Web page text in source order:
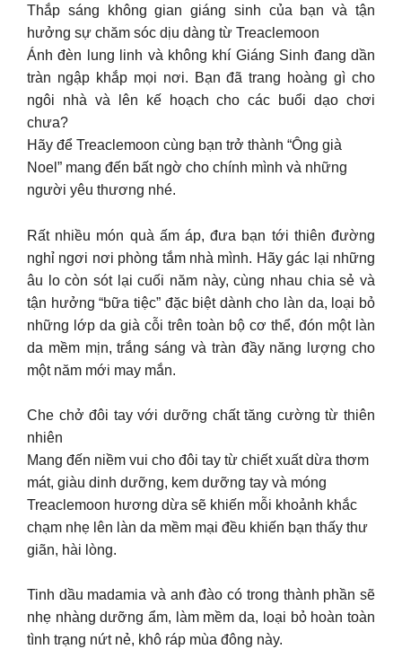
Thắp sáng không gian giáng sinh của bạn và tận
hưởng sự chăm sóc dịu dàng từ Treaclemoon
Ánh đèn lung linh và không khí Giáng Sinh đang dần
tràn ngập khắp mọi nơi. Bạn đã trang hoàng gì cho
ngôi nhà và lên kế hoạch cho các buổi dạo chơi
chưa?
Hãy để Treaclemoon cùng bạn trở thành “Ông già
Noel” mang đến bất ngờ cho chính mình và những
người yêu thương nhé.
Rất nhiều món quà ấm áp, đưa bạn tới thiên đường
nghỉ ngơi nơi phòng tắm nhà mình. Hãy gác lại những
âu lo còn sót lại cuối năm này, cùng nhau chia sẻ và
tận hưởng “bữa tiệc” đặc biệt dành cho làn da, loại bỏ
những lớp da già cỗi trên toàn bộ cơ thể, đón một làn
da mềm mịn, trắng sáng và tràn đầy năng lượng cho
một năm mới may mắn.
Che chở đôi tay với dưỡng chất tăng cường từ thiên
nhiên
Mang đến niềm vui cho đôi tay từ chiết xuất dừa thơm
mát, giàu dinh dưỡng, kem dưỡng tay và móng
Treaclemoon hương dừa sẽ khiến mỗi khoảnh khắc
chạm nhẹ lên làn da mềm mại đều khiến bạn thấy thư
giãn, hài lòng.
Tinh dầu madamia và anh đào có trong thành phần sẽ
nhẹ nhàng dưỡng ẩm, làm mềm da, loại bỏ hoàn toàn
tình trạng nứt nẻ, khô ráp mùa đông này.